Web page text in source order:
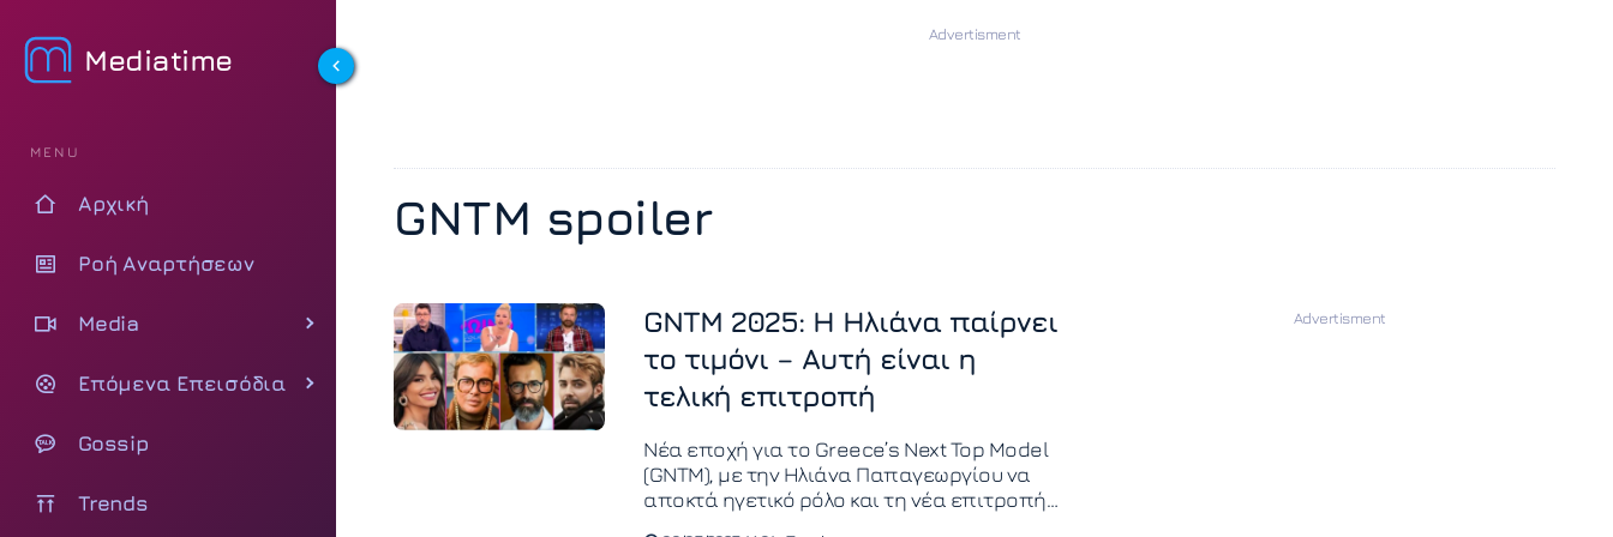
Mediatime
MENU
Αρχική
Ροή Αναρτήσεων
Media
Επόμενα Επεισόδια
Gossip
Trends
GNTM spoiler
GNTM 2025: Η Ηλιάνα παίρνει
το τιμόνι – Αυτή είναι η
τελική επιτροπή
Νέα εποχή για το Greece’s Next Top Model
(GNTM), με την Ηλιάνα Παπαγεωργίου να
αποκτά ηγετικό ρόλο και τη νέα επιτροπή